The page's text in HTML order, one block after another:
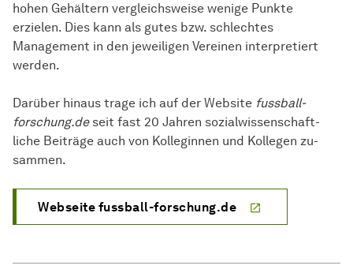
hohen Gehältern ver­gleichs­wei­se wenige Punkte
erzielen. Dies kann als gutes bzw. schlechtes
Management in den jeweiligen Vereinen interpretiert
wer­den.
Darüber hinaus trage ich auf der Website fussball-
forschung.deseit fast 20 Jah­ren sozial­wissen­schaft­
liche Beiträge auch von Kolleginnen und Kollegen zu­
sam­men.
Webseite fussball-forschung.de